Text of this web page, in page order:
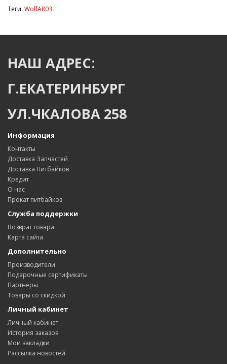
Теги: WolfAR03
НАШ АДРЕС:
Г.ЕКАТЕРИНБУРГ
УЛ.ЧКАЛОВА 258
Информация
Контакты
Доставка Запчастей
Доставка Питбайков
Кредит
О нас
Прокат питбайков
Служба поддержки
Возврат товара
Карта сайта
Дополнительно
Производители
Подарочные сертификаты
Партнёры
Товары со скидкой
Личный кабинет
Личный кабинет
История заказов
Мои закладки
Рассылка новостей